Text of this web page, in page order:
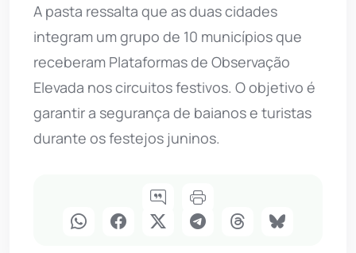
A pasta ressalta que as duas cidades
integram um grupo de 10 municípios que
receberam Plataformas de Observação
Elevada nos circuitos festivos. O objetivo é
garantir a segurança de baianos e turistas
durante os festejos juninos.